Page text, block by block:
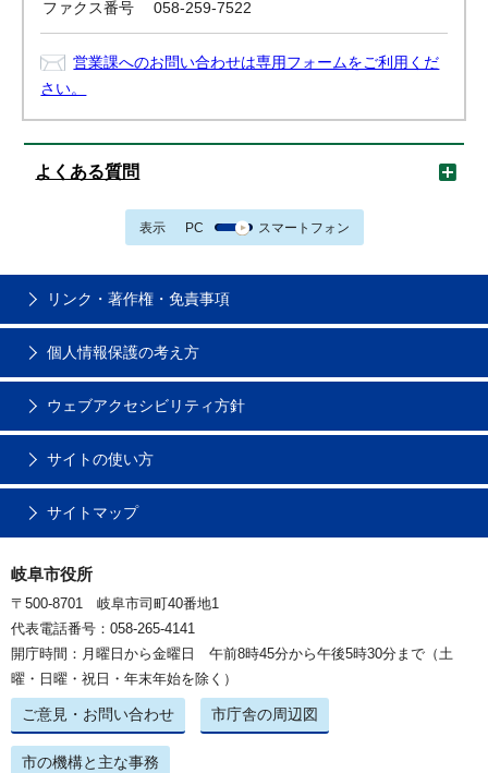
ファクス番号 058-259-7522
営業課へのお問い合わせは専用フォームをご利用くだ
さい。
よくある質問
表示 PC スマートフォン
リンク・著作権・免責事項
個人情報保護の考え方
ウェブアクセシビリティ方針
サイトの使い方
サイトマップ
岐阜市役所
〒500-8701 岐阜市司町40番地1
代表電話番号：058-265-4141
開庁時間：月曜日から金曜日 午前8時45分から午後5時30分まで（土
曜・日曜・祝日・年末年始を除く）
ご意見・お問い合わせ 市庁舎の周辺図
市の機構と主な事務